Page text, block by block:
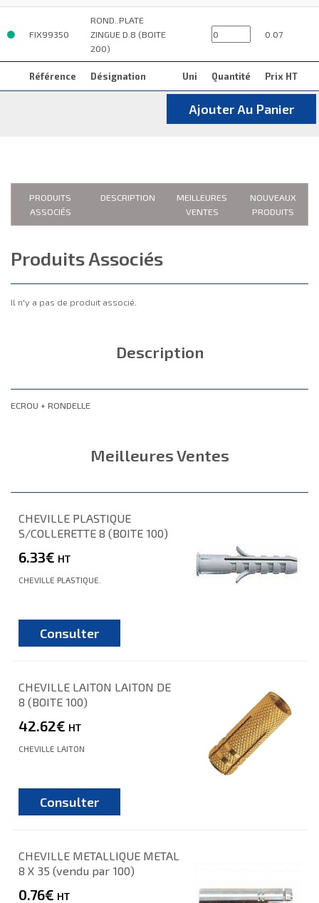
Référence Désignation Uni Quantité Prix HT
FIX99350
ROND..PLATE
ZINGUE D.8 (BOITE
200)
0.07
Ajouter Au Panier
PRODUITS
ASSOCIÉS
DESCRIPTION
MEILLEURES
VENTES
NOUVEAUX
PRODUITS
Produits Associés
Il n'y a pas de produit associé.
Description
ECROU + RONDELLE
Meilleures Ventes
CHEVILLE PLASTIQUE
S/COLLERETTE 8 (BOITE 100)
6.33€ HT
CHEVILLE PLASTIQUE.
Consulter
CHEVILLE LAITON LAITON DE
8 (BOITE 100)
42.62€ HT
CHEVILLE LAITON
Consulter
CHEVILLE METALLIQUE METAL
8 X 35 (vendu par 100)
0.76€ HT